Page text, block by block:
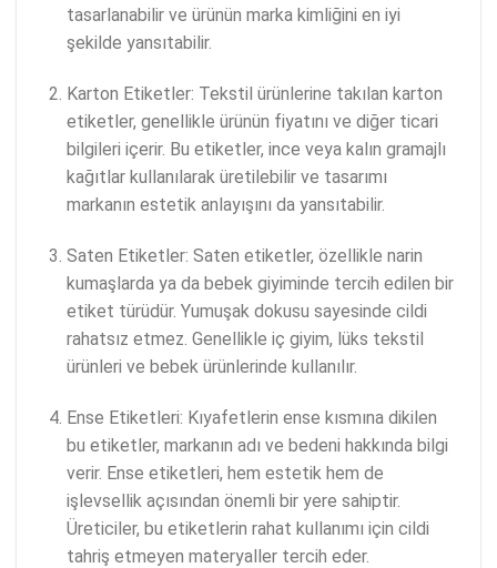
tasarlanabilir ve ürünün marka kimliğini en iyi
şekilde yansıtabilir.
Karton Etiketler: Tekstil ürünlerine takılan karton
etiketler, genellikle ürünün fiyatını ve diğer ticari
bilgileri içerir. Bu etiketler, ince veya kalın gramajlı
kağıtlar kullanılarak üretilebilir ve tasarımı
markanın estetik anlayışını da yansıtabilir.
Saten Etiketler: Saten etiketler, özellikle narin
kumaşlarda ya da bebek giyiminde tercih edilen bir
etiket türüdür. Yumuşak dokusu sayesinde cildi
rahatsız etmez. Genellikle iç giyim, lüks tekstil
ürünleri ve bebek ürünlerinde kullanılır.
Ense Etiketleri: Kıyafetlerin ense kısmına dikilen
bu etiketler, markanın adı ve bedeni hakkında bilgi
verir. Ense etiketleri, hem estetik hem de
işlevsellik açısından önemli bir yere sahiptir.
Üreticiler, bu etiketlerin rahat kullanımı için cildi
tahriş etmeyen materyaller tercih eder.